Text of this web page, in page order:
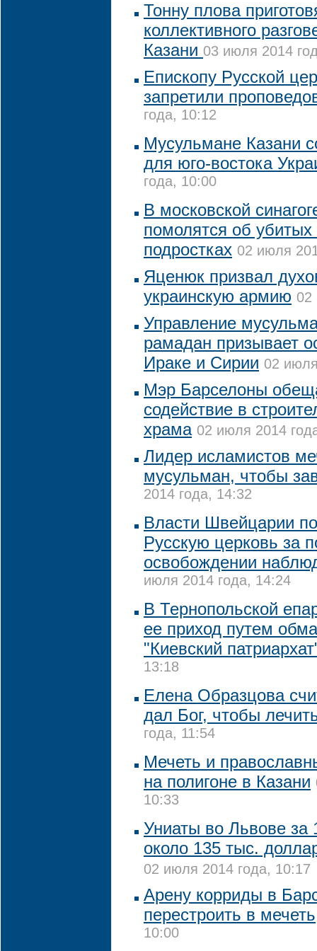
Тонну плова
коллективного
Казани 03 июля 2014
Епископу Русской
запретили
года, 10:12
Мусульмане Казани
для юго-востока
года, 10:00
В московской
помолятся об
подростках 02 июля
Яценюк призвал
украинскую армию 02
Управление
рамадан призывает
Ираке и Сирии 02
Мэр Барселоны
содействие в
храма 02 июля 2014
Лидер исламистов
мусульман, чтобы
2014 года, 14:32
Власти Швейцарии
Русскую церковь за
освобождении
июля 2014 года, 14:24
В Тернопольской
ее приход путем
"Киевский
13:18
Елена Образцова
дал Бог, чтобы
года, 11:54
Мечеть и
на полигоне в Казани
10:33
Униаты во Львове за
около 135 тыс.
02 июля 2014 года, 10:17
Арену корриды в
перестроить в мечеть
10:00